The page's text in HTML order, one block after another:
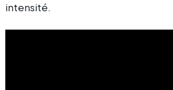
intensité.